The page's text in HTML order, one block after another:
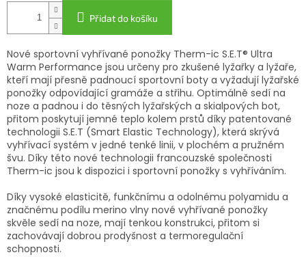
Přidat do košíku
Nové sportovní vyhřívané ponožky Therm-ic S.E.T® Ultra
Warm Performance jsou určeny pro zkušené lyžařky a lyžaře,
kteří mají přesně padnoucí sportovní boty a vyžadují lyžařské
ponožky odpovídající gramáže a střihu. Optimálně sedí na
noze a padnou i do těsných lyžařských a skialpových bot,
přitom poskytují jemné teplo kolem prstů díky patentované
technologii S.E.T (Smart Elastic Technology), která skrývá
vyhřívací systém v jedné tenké linii, v plochém a pružném
švu. Díky této nové technologii francouzské společnosti
Therm-ic jsou k dispozici i sportovní ponožky s vyhříváním.
Díky vysoké elasticitě, funkčnímu a odolnému polyamidu a
značnému podílu merino vlny nové vyhřívané ponožky
skvěle sedí na noze, mají tenkou konstrukci, přitom si
zachovávají dobrou prodyšnost a termoregulační
schopnosti.